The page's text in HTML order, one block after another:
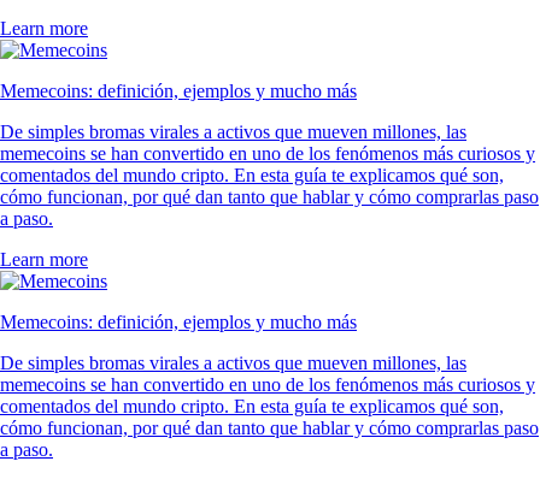
Learn more
Memecoins: definición, ejemplos y mucho más
De simples bromas virales a activos que mueven millones, las
memecoins se han convertido en uno de los fenómenos más curiosos y
comentados del mundo cripto. En esta guía te explicamos qué son,
cómo funcionan, por qué dan tanto que hablar y cómo comprarlas paso
a paso.
Learn more
Memecoins: definición, ejemplos y mucho más
De simples bromas virales a activos que mueven millones, las
memecoins se han convertido en uno de los fenómenos más curiosos y
comentados del mundo cripto. En esta guía te explicamos qué son,
cómo funcionan, por qué dan tanto que hablar y cómo comprarlas paso
a paso.